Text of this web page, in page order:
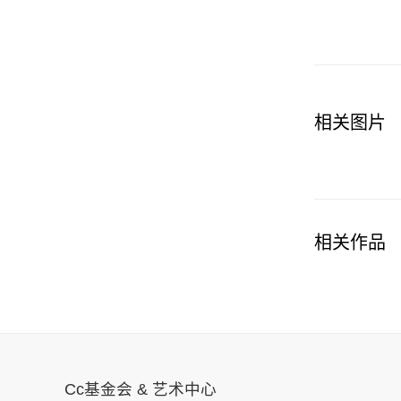
相关图片
相关作品
Cc基金会 & 艺术中心